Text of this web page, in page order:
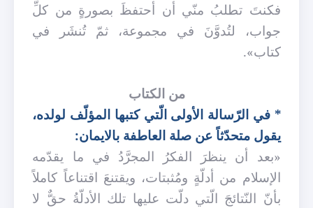
فكنتَ تطلبُ منّي أن أحتفظَ بصورةٍ من كلِّ
جواب، لتُدوَّنَ في مجموعة، ثمّ تُنشَر في
كتاب».
من الكتاب
* في الرّسالة الأولى الّتي كتبها المؤلّف لولده،
يقول متحدّثاً عن صلة العاطفة بالايمان:
«بعد أن ينظرَ الفكرُ المجرَّدُ في ما يقدّمه
الإسلام من أدلّةٍ ومُثبتات، ويقتنعَ اقتناعاً كاملاً
بأنّ النّتائجَ الّتي دلّت عليها تلك الأدلّةُ حقٌّ لا